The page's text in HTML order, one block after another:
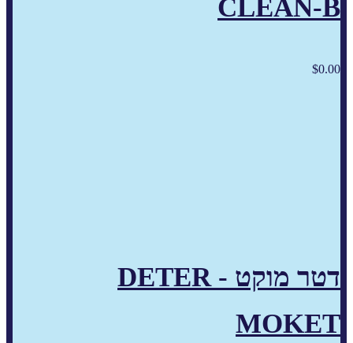
CLEAN-B
$0.00
דטר מוקט - DETER
MOKET